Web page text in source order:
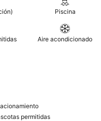
Piscina
Aire acondicionado
permitidas